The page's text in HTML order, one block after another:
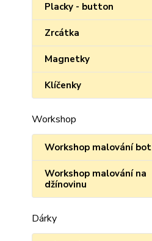
Placky - button
Zrcátka
Magnetky
Klíčenky
Workshop
Workshop malování bot
Workshop malování na
džínovinu
Dárky